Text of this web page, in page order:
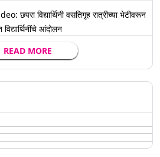
विद्यार्थिनी वसतिगृह रात्रीच्या भेटीवरून
विद्यार्थिनींचे आंदोलन
READ MORE